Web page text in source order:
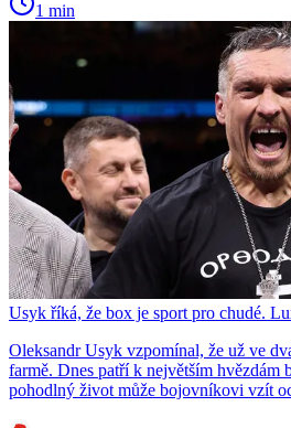
1 min
Usyk říká, že box je sport pro chudé.
Oleksandr Usyk vzpomínal, že už ve
farmě. Dnes patří k největším hvězdám
pohodlný život může bojovníkovi vzít